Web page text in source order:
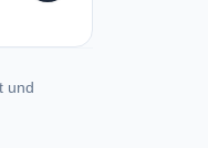
und